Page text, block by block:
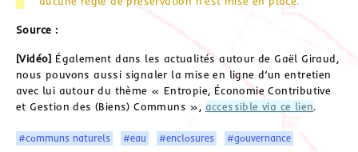
Source :
[Vidéo] Également dans les actualités autour de Gaël Giraud,
nous pouvons aussi signaler la mise en ligne d’un entretien
avec lui autour du thème « Entropie, Économie Contributive
et Gestion des (Biens) Communs », accessible via ce lien.
#communs naturels #eau #enclosures #gouvernance